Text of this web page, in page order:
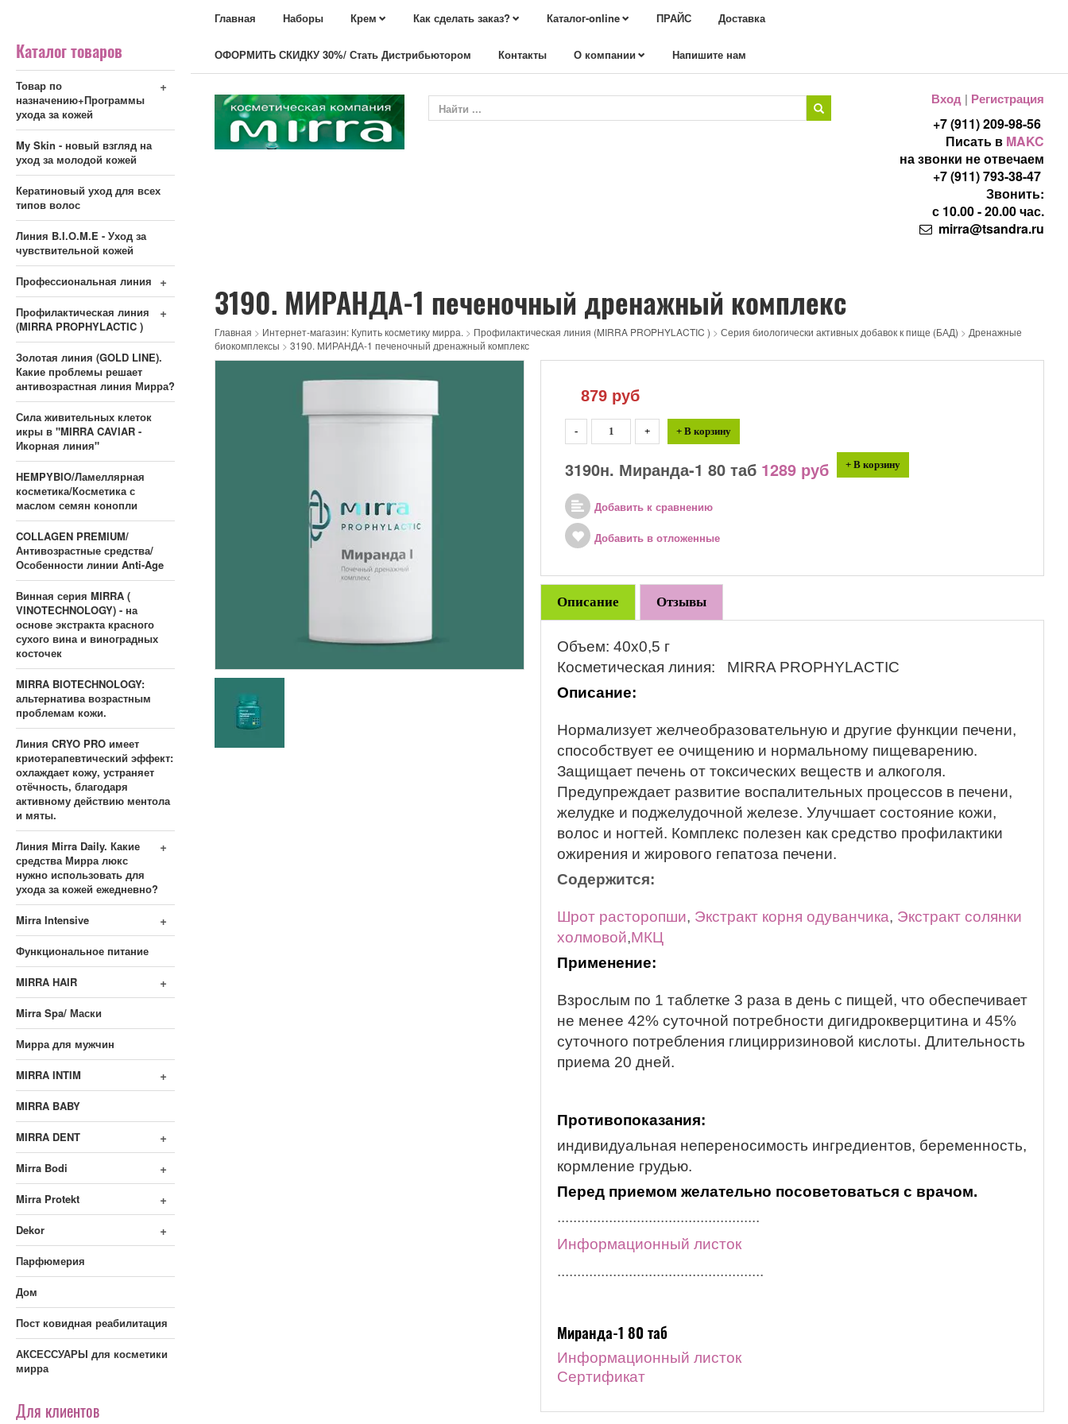
Главная Наборы Крем Как сделать заказ? Каталог-online ПРАЙС Доставка
ОФОРМИТЬ СКИДКУ 30%/ Стать Дистрибьютором Контакты О компании Напишите нам
Вход | Регистрация
+7 (911) 209-98-56
Писать в MAKC
на звонки не отвечаем
+7 (911) 793-38-47
Звонить:
с 10.00 - 20.00 час.
mirra@tsandra.ru
Каталог товаров
+
Товар по
назначению+Программы
ухода за кожей
My Skin - новый взгляд на
уход за молодой кожей
Кератиновый уход для всех
типов волос
Линия B.I.O.M.E - Уход за
чувствительной кожей
+
Профессиональная линия
+
Профилактическая линия
(MIRRA PROPHYLACTIC )
Золотая линия (GOLD LINE).
Какие проблемы решает
антивозрастная линия Мирра?
Сила живительных клеток
икры в "MIRRA CAVIAR -
Икорная линия"
HEMPYBIO/Ламеллярная
косметика/Косметика с
маслом семян конопли
COLLAGEN PREMIUM/
Антивозрастные средства/
Особенности линии Anti-Age
Винная серия MIRRA (
VINOTECHNOLOGY) - на
основе экстракта красного
сухого вина и виноградных
косточек
MIRRA BIOTECHNOLOGY:
альтернатива возрастным
проблемам кожи.
Линия CRYO PRO имеет
криотерапевтический эффект:
охлаждает кожу, устраняет
отёчность, благодаря
активному действию ментола
и мяты.
+
Линия Mirra Daily. Какие
средства Мирра люкс
нужно использовать для
ухода за кожей ежедневно?
+
Mirra Intensive
Функциональное питание
+
MIRRA HAIR
Mirra Spa/ Маски
Мирра для мужчин
+
MIRRA INTIM
MIRRA BABY
+
MIRRA DENT
+
Mirra Bodi
+
Mirra Protekt
+
Dekor
Парфюмерия
Дом
Пост ковидная реабилитация
АКСЕССУАРЫ для косметики
мирра
Для клиентов
3190. МИРАНДА-1 печеночный дренажный комплекс
Главная > Интернет-магазин: Купить косметику мирра. > Профилактическая линия (MIRRA PROPHYLACTIC ) > Серия биологически активных добавок к пище (БАД) > Дренажные
биокомплексы > 3190. МИРАНДА-1 печеночный дренажный комплекс
879 руб
- + + В корзину
3190н. Миранда-1 80 таб 1289 руб + В корзину
Добавить к сравнению
Добавить в отложенные
Описание Отзывы
Объем: 40х0,5 г
Косметическая линия: MIRRA PROPHYLACTIC
Описание:
Нормализует желчеобразовательную и другие функции печени,
способствует ее очищению и нормальному пищеварению.
Защищает печень от токсических веществ и алкоголя.
Предупреждает развитие воспалительных процессов в печени,
желудке и поджелудочной железе. Улучшает состояние кожи,
волос и ногтей. Комплекс полезен как средство профилактики
ожирения и жирового гепатоза печени.
Содержится:
Шрот расторопши, Экстракт корня одуванчика, Экстракт солянки
холмовой,МКЦ
Применение:
Взрослым по 1 таблетке 3 раза в день с пищей, что обеспечивает
не менее 42% суточной потребности дигидрокверцитина и 45%
суточного потребления глицирризиновой кислоты. Длительность
приема 20 дней.
Противопоказания:
индивидуальная непереносимость ингредиентов, беременность,
кормление грудью.
Перед приемом желательно посоветоваться с врачом.
...................................................
Информационный листок
....................................................
Миранда-1 80 таб
Информационный листок
Сертификат